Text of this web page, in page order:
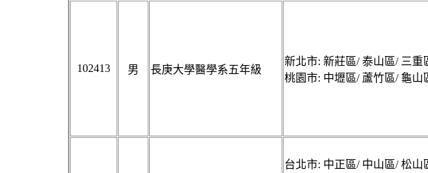
102413 男 長庚大學醫學系五年級
新北市: 新莊區/ 泰山區/ 三重
桃園市: 中壢區/ 蘆竹區/ 龜山
台北市: 中正區/ 中山區/ 松山